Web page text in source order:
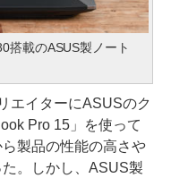
搭載のASUS製ノート
エイターにASUSのク
Pro 15」を使って
製品の性能の高さや
。しかし、ASUS製